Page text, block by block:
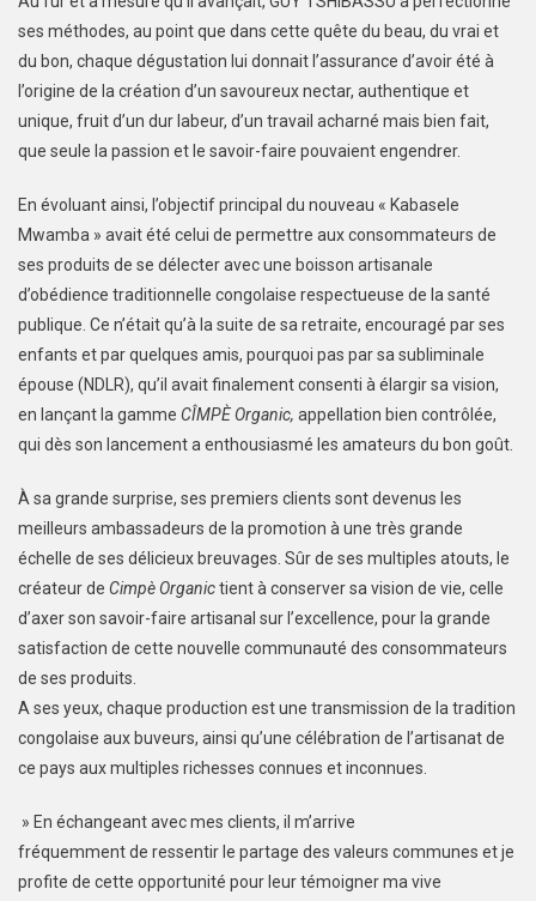
ses méthodes, au point que dans cette quête du beau, du vrai et
du bon, chaque dégustation lui donnait l’assurance d’avoir été à
l’origine de la création d’un savoureux nectar, authentique et
unique, fruit d’un dur labeur, d’un travail acharné mais bien fait,
que seule la passion et le savoir-faire pouvaient engendrer.
En évoluant ainsi, l’objectif principal du nouveau « Kabasele
Mwamba » avait été celui de permettre aux consommateurs de
ses produits de se délecter avec une boisson artisanale
d’obédience traditionnelle congolaise respectueuse de la santé
publique. Ce n’était qu’à la suite de sa retraite, encouragé par ses
enfants et par quelques amis, pourquoi pas par sa subliminale
épouse (NDLR), qu’il avait finalement consenti à élargir sa vision,
en lançant la gamme CÎMPÈ Organic, appellation bien contrôlée,
qui dès son lancement a enthousiasmé les amateurs du bon goût.
À sa grande surprise, ses premiers clients sont devenus les
meilleurs ambassadeurs de la promotion à une très grande
échelle de ses délicieux breuvages. Sûr de ses multiples atouts, le
créateur de Cimpè Organictient à conserver sa vision de vie, celle
d’axer son savoir-faire artisanal sur l’excellence, pour la grande
satisfaction de cette nouvelle communauté des consommateurs
de ses produits.
A ses yeux, chaque production est une transmission de la tradition
congolaise aux buveurs, ainsi qu’une célébration de l’artisanat de
ce pays aux multiples richesses connues et inconnues.
» En échangeant avec mes clients, il m’arrive
fréquemment de ressentir le partage des valeurs communes et je
profite de cette opportunité pour leur témoigner ma vive